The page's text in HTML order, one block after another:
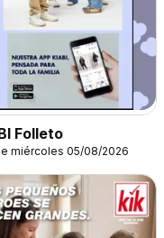
Folleto
miércoles 05/08/2026